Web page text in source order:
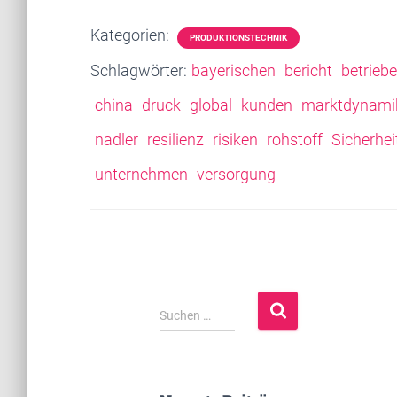
Kategorien: PRODUKTIONSTECHNIK
Schlagwörter: bayerischen bericht betriebe
china druck global kunden
nadler resilienz risiken rohstoff
unternehmen versorgung
S
u
Suchen …